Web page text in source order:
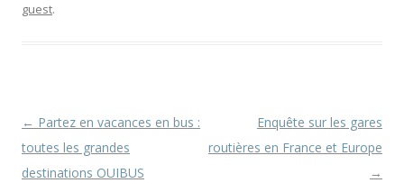
guest.
Navigation
des
articles
← Partez en vacances en bus :
toutes les grandes
destinations OUIBUS
Enquête sur les gares
routières en France et Europe
→